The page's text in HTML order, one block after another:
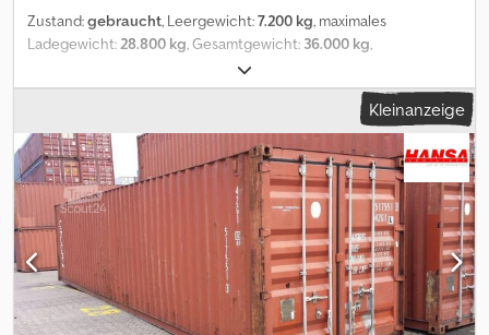
Zustand:gebraucht, Leergewicht:7.200 kg, maximales
Ladegewicht:28.800 kg, Gesamtgewicht: 36.000 kg,
, Laderaumlänge:
Laderaumbreite:2.470 mm, Laderaumhöhe:2.720 mm,
, Reifengröße:
385/65R22,5 , Farbe:Sonstige, Getriebetyp:Sonstige,
Vorderreifengröße: 385/65R22,5, Hinterreifengröße:385/65R22,5,
Fahrerkabine:Sonstige , Emissionsklasse:keine , Ausstattung:ABS,
Kögel Standard Koffer - Koffer Standard - Abmessungen innen
(LxBxH): 13,63 x 2,47 x 2,72m - ABS/EBS - Liftachse - SAF Achsen
(Kögel) - Reifen: 385/65R22.5 100% Sehr guter Zustand!
deutsches Fahrzeug! Exportpreis! Kögel closed case - Standart
closed case - Dimensions: 13,63 x 2,47 x 2,72m - ABS/EBS - Lifting
axle - SAF axle (Kögel) - Tyres: 385/65R22.5 100% Very good
Kleinanzeige